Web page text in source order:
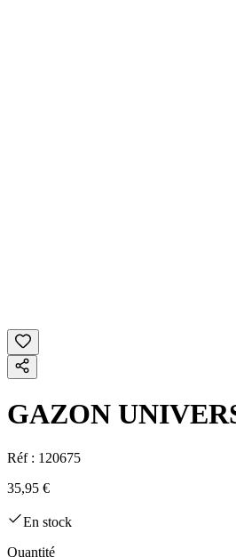
GAZON
Réf : 120675
35,95 €
En stock
Quantité